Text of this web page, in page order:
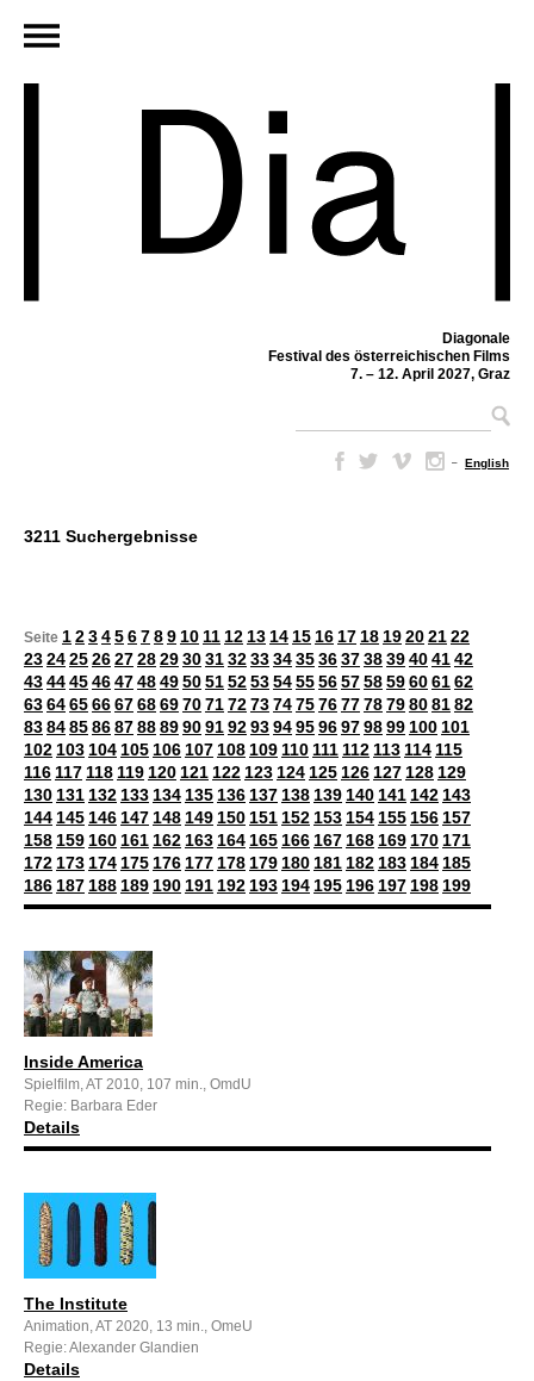
Diagonale
Festival des österreichischen Films
7. – 12. April 2027, Graz
– English
3211 Suchergebnisse
Seite 123456789 10 11 12 13 14 15 16 17 18 19202122
2324252627282930313233343536373839404142
4344454647484950515253545556575859606162
6364656667686970717273747576777879808182
8384858687888990919293949596979899 100 101
102 103 104 105 106 107 108 109 110 111 112 113 114 115
116 117 118 119 120 121 122 123 124 125 126 127 128 129
130 131 132 133 134 135 136 137 138 139 140 141 142 143
144 145 146 147 148 149 150 151 152 153 154 155 156 157
158 159 160 161 162 163 164 165 166 167 168 169 170 171
172 173 174 175 176 177 178 179 180 181 182 183 184 185
186 187 188 189 190 191 192 193 194 195 196 197 198 199
Inside America
Spielfilm, AT 2010, 107 min., OmdU
Regie: Barbara Eder
Details
The Institute
Animation, AT 2020, 13 min., OmeU
Regie: Alexander Glandien
Details